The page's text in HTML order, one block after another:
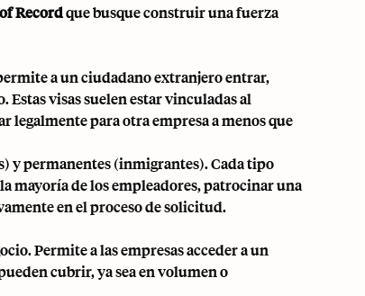
Recordque busque construir una fuerza
a un ciudadano extranjero entrar,
visas suelen estar vinculadas al
legalmente para otra empresa a menos que
y permanentes (inmigrantes). Cada tipo
mayoría de los empleadores, patrocinar una
en el proceso de solicitud.
Permite a las empresas acceder a un
cubrir, ya sea en volumen o